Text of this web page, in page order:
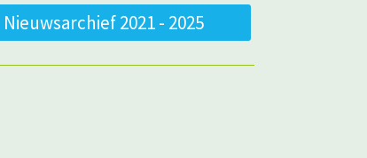
Nieuwsarchief 2021 - 2025